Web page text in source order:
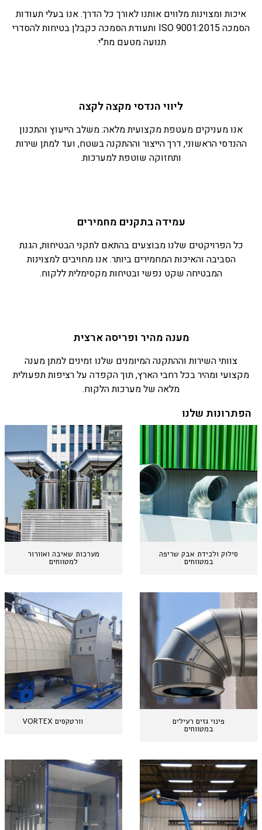
איכות ומצוינות מלווים אותנו לאורך כל הדרך. אנו בעלי תעודות
הסמכה ISO 9001:2015 ותעודת הסמכה כקבלן בטיחות להסדרי
תנועה מטעם מת"י.
ליווי הנדסי מקצה לקצה
אנו מעניקים מעטפת מקצועית מלאה: משלב הייעוץ והתכנון
ההנדסי הראשוני, דרך הייצור וההתקנה בשטח, ועד למתן שירות
ותחזוקה שוטפת למערכות.
עמידה בתקנים מחמירים
כל הפרויקטים שלנו מבוצעים בהתאם לתקני הבטיחות, הגנת
הסביבה והאיכות המחמירים ביותר. אנו מחויבים למצוינות
המבטיחה שקט נפשי ובטיחות מקסימלית ללקוח.
מענה מהיר ופריסה ארצית
צוותי השירות וההתקנה המיומנים שלנו זמינים למתן מענה
מקצועי ומהיר בכל רחבי הארץ, תוך הקפדה על רציפות תפעולית
מלאה של מערכות הלקוח.
הפתרונות שלנו
סילוק ולכידת אבק שריפה
במטווחים
מערכות שאיבה ואוורור
למטווחים
פינוי גזים רעילים
במטווחים
וורטקסים VORTEX